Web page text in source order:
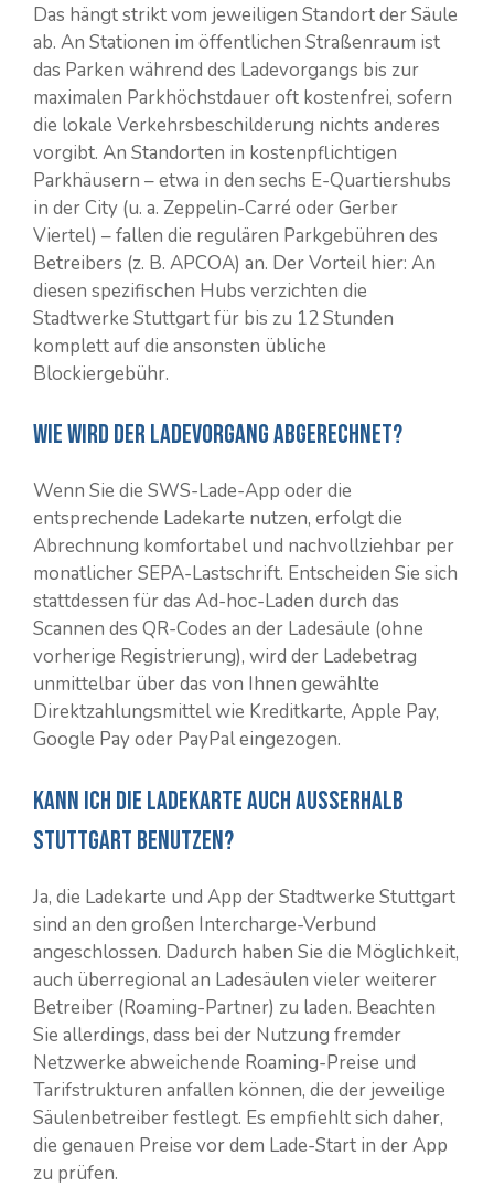
Das hängt strikt vom jeweiligen Standort der Säule
ab. An Stationen im öffentlichen Straßenraum ist
das Parken während des Ladevorgangs bis zur
maximalen Parkhöchstdauer oft kostenfrei, sofern
die lokale Verkehrsbeschilderung nichts anderes
vorgibt. An Standorten in kostenpflichtigen
Parkhäusern – etwa in den sechs E-Quartiershubs
in der City (u. a. Zeppelin-Carré oder Gerber
Viertel) – fallen die regulären Parkgebühren des
Betreibers (z. B. APCOA) an. Der Vorteil hier: An
diesen spezifischen Hubs verzichten die
Stadtwerke Stuttgart für bis zu 12 Stunden
komplett auf die ansonsten übliche
Blockiergebühr.
Wie wird der Ladevorgang abgerechnet?
Wenn Sie die SWS-Lade-App oder die
entsprechende Ladekarte nutzen, erfolgt die
Abrechnung komfortabel und nachvollziehbar per
monatlicher SEPA-Lastschrift. Entscheiden Sie sich
stattdessen für das Ad-hoc-Laden durch das
Scannen des QR-Codes an der Ladesäule (ohne
vorherige Registrierung), wird der Ladebetrag
unmittelbar über das von Ihnen gewählte
Direktzahlungsmittel wie Kreditkarte, Apple Pay,
Google Pay oder PayPal eingezogen.
Kann ich die Ladekarte auch ausserhalb
Stuttgart benutzen?
Ja, die Ladekarte und App der Stadtwerke Stuttgart
sind an den großen Intercharge-Verbund
angeschlossen. Dadurch haben Sie die Möglichkeit,
auch überregional an Ladesäulen vieler weiterer
Betreiber (Roaming-Partner) zu laden. Beachten
Sie allerdings, dass bei der Nutzung fremder
Netzwerke abweichende Roaming-Preise und
Tarifstrukturen anfallen können, die der jeweilige
Säulenbetreiber festlegt. Es empfiehlt sich daher,
die genauen Preise vor dem Lade-Start in der App
zu prüfen.